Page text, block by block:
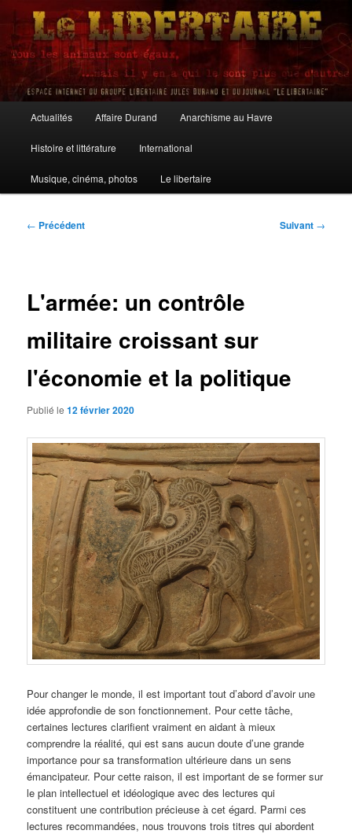
Aller
contenu
principalLe Libertaire
principal
Actualités Affaire Durand Anarchisme au Havre
Histoire et littérature International
Musique, cinéma, photos Le libertaire
Navigation
← Précédent Suivant →
L'armée: un contrôle
militaire croissant sur
l'économie et la politique
Publié le12 février 2020
Pour changer le monde, il est important tout d’abord d’avoir une
idée approfondie de son fonctionnement. Pour cette tâche,
certaines lectures clarifient vraiment en aidant à mieux
comprendre la réalité, qui est sans aucun doute d’une grande
importance pour sa transformation ultérieure dans un sens
émancipateur. Pour cette raison, il est important de se former sur
le plan intellectuel et idéologique avec des lectures qui
constituent une contribution précieuse à cet égard. Parmi ces
lectures recommandées, nous trouvons trois titres qui abordent